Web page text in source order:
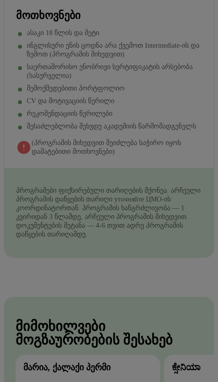
ᲛᲝᲗᲮᲝᲕᲜᲔᲑᲘ
ასაკი 18 წლის და მეტი
ინგლისური ენის ცოდნა არა ქვემოთ Intermediate-ის და
ზემოთ (პროგრამის მიხედვით)
საერთაშორისო ენობრივი სერტიფიკატის არსებობა
(სასურველია)
შემოქმედებითი პორტფოლიო
CV და მოტივაციის წერილი
რეკომენდაციის წერილები
შესაძლებლობა შეხვდე აკადემიის წარმომადგენელს
(პროგრამის მიხედვით შეიძლება საჭირო იყოს
დამატებითი მოთხოვნები)
პროგრამები ფიქსირებული თარიღების მქონეა. არჩეული
პროგრამის დაწყების თარიღი уточняйте ЦМО-ის
კოორდინატორთან. პროგრამის ხანგრძლივობა — 1
კვირიდან 3 წლამდე, არჩეული პროგრამის მიხედვით.
დოკუმენტების შეტანა — 4-6 თვით ადრე პროგრამის
დაწყების თარიღამდე.
ᲛᲘᲛᲝᲮᲘᲚᲕᲔᲑᲘ
ᲛᲝᲒᲖᲐᲣᲠᲝᲑᲔᲑᲘᲡ ᲨᲔᲡᲐᲮᲔᲑ
ᲛᲐᲠᲘᲐ, ᲥᲐᲚᲐᲥᲘ ᲞᲔᲠᲛᲘ ಕ್ಸೇನಿಯಾ